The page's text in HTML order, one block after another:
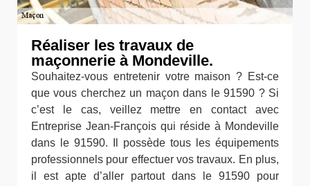
Réaliser les travaux de
maçonnerie à Mondeville.
Souhaitez-vous entretenir votre maison ? Est-ce
que vous cherchez un maçon dans le 91590 ? Si
c’est le cas, veillez mettre en contact avec
Entreprise Jean-François qui réside à Mondeville
dans le 91590. Il possède tous les équipements
professionnels pour effectuer vos travaux. En plus,
il est apte d’aller partout dans le 91590 pour